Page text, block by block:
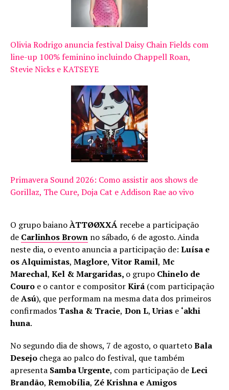
Olivia Rodrigo anuncia festival Daisy Chain Fields com
line-up 100% feminino incluindo Chappell Roan,
Stevie Nicks e KATSEYE
Primavera Sound 2026: Como assistir aos shows de
Gorillaz, The Cure, Doja Cat e Addison Rae ao vivo
O grupo baianoÀTTØØXXÁ recebe a participação
de Carlinhos Brown no sábado, 6 de agosto. Ainda
neste dia, o evento anuncia a participação de: Luísa e
os Alquimistas, Maglore, Vitor Ramil, Mc
Marechal, Kel & Margaridas, o grupo Chinelo de
Couro e o cantor e compositorKirá (com participação
deAsú), que performam na mesma data dos primeiros
confirmados Tasha & Tracie, Don L,Urias e ‘akhi
huna.
No segundo dia de shows, 7 de agosto, o quartetoBala
Desejo chega ao palco do festival, que também
apresenta Samba Urgente, com participação deLeci
Brandão, Remobília, Zé Krishna e Amigos